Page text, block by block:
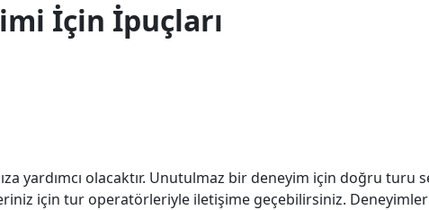
İçin İpuçları
yardımcı olacaktır. Unutulmaz bir deneyim için doğru turu
için tur operatörleriyle iletişime geçebilirsiniz.